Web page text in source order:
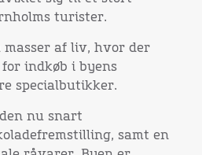
turister.
masser af liv, hvor der
indkøb i byens
specialbutikker.
nu snart
samt en